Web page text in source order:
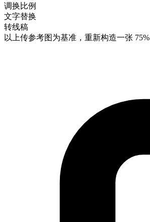
调换比例
文字替换
转线稿
以上传参考图为基准，重新构造一张 75%